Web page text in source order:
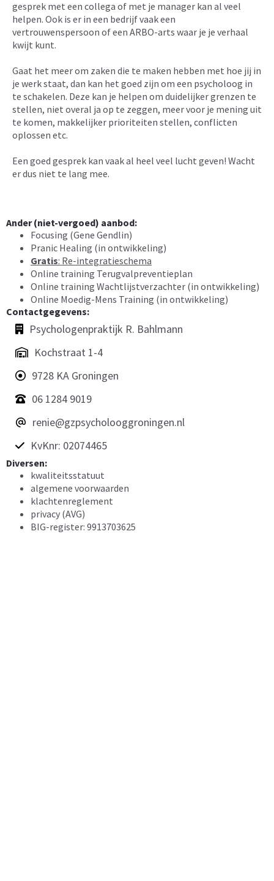
gesprek met een collega of met je manager kan al veel
helpen. Ook is er in een bedrijf vaak een
vertrouwenspersoon of een ARBO-arts waar je je verhaal
kwijt kunt.
Gaat het meer om zaken die te maken hebben met hoe jij in
je werk staat, dan kan het goed zijn om een psycholoog in
te schakelen. Deze kan je helpen om duidelijker grenzen te
stellen, niet overal ja op te zeggen, meer voor je mening uit
te komen, makkelijker prioriteiten stellen, conflicten
oplossen etc.
Een goed gesprek kan vaak al heel veel lucht geven! Wacht
er dus niet te lang mee.
Ander (niet-vergoed) aanbod:
Focusing (Gene Gendlin)
Pranic Healing (in ontwikkeling)
Gratis: Re-integratieschema
Online training Terugvalpreventieplan
Online training Wachtlijstverzachter (in ontwikkeling)
Online Moedig-Mens Training (in ontwikkeling)
Contactgegevens:
Psychologenpraktijk R. Bahlmann
Kochstraat 1-4
9728 KA Groningen
06 1284 9019
renie@gzpsycholooggroningen.nl
KvKnr: 02074465
Diversen:
kwaliteitsstatuut
algemene voorwaarden
klachtenreglement
privacy (AVG)
BIG-register: 9913703625